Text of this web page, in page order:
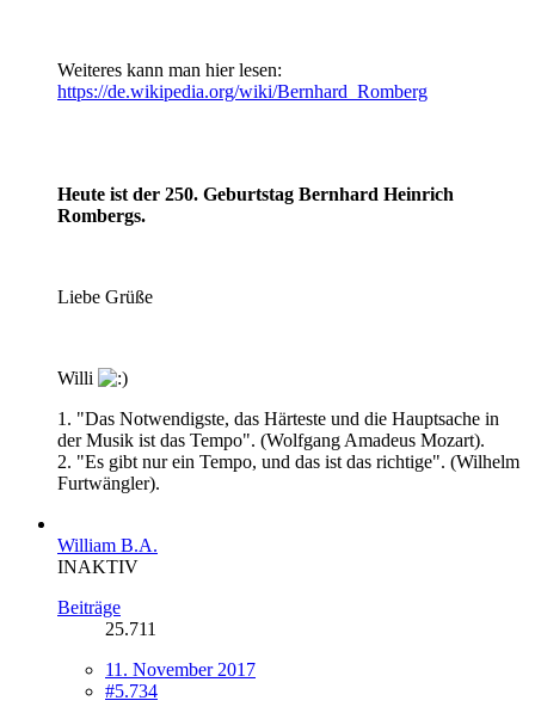
Weiteres kann man hier lesen:
https://de.wikipedia.org/wiki/Bernhard_Romberg
Heute ist der 250. Geburtstag Bernhard Heinrich
Rombergs.
Liebe Grüße
Willi
1. "Das Notwendigste, das Härteste und die Hauptsache in
der Musik ist das Tempo". (Wolfgang Amadeus Mozart).
2. "Es gibt nur ein Tempo, und das ist das richtige". (Wilhelm
Furtwängler).
William B.A.
INAKTIV
Beiträge
25.711
11. November 2017
#5.734